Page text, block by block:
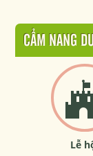
CẨM NANG
Lễ